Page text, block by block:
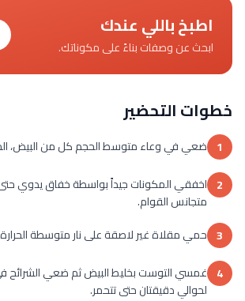
اطبخ باللي عندك
ابحث عن وصفات بناءً على مكوناتك.
خطوات التحضير
1 ضعي في وعاء متوسط الحجم كل من البيض،
2 اخفقي المكونات جيداً بواسطة خفاق يدوي
متجانس القوام.
3 حمي مقلاة غير لاصقة على نار متوسطة
4 غمسي التوست بخليط البيض ثم ضعي الشرائح
لحوالي دقيقتان حتى تتحمر.